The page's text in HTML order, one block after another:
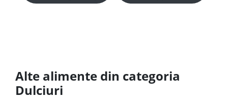
Alte alimente din categoria
Dulciuri